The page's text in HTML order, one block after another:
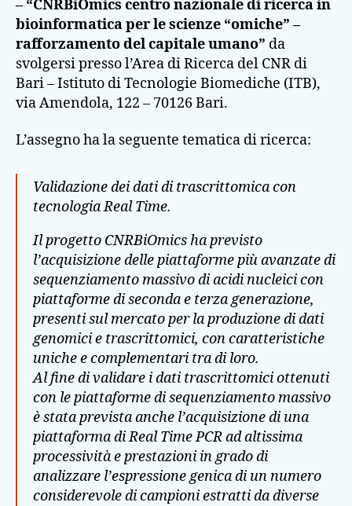
– “CNRBiOmics centro nazionale di ricerca in
bioinformatica per le scienze “omiche” –
rafforzamento del capitale umano” da
svolgersi presso l’Area di Ricerca del CNR di
Bari – Istituto di Tecnologie Biomediche (ITB),
via Amendola, 122 – 70126 Bari.
L’assegno ha la seguente tematica di ricerca:
Validazione dei dati di trascrittomica con
tecnologia Real Time.
Il progetto CNRBiOmics ha previsto
l’acquisizione delle piattaforme più avanzate di
sequenziamento massivo di acidi nucleici con
piattaforme di seconda e terza generazione,
presenti sul mercato per la produzione di dati
genomici e trascrittomici, con caratteristiche
uniche e complementari tra di loro.
Al fine di validare i dati trascrittomici ottenuti
con le piattaforme di sequenziamento massivo
è stata prevista anche l’acquisizione di una
piattaforma di Real Time PCR ad altissima
processività e prestazioni in grado di
analizzare l’espressione genica di un numero
considerevole di campioni estratti da diverse